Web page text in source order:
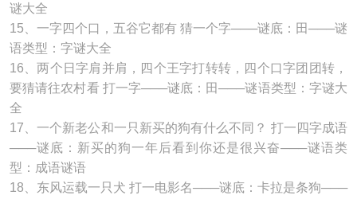
谜大全
15、一字四个口，五谷它都有 猜一个字───谜底：田───谜
语类型：字谜大全
16、两个日字肩并肩，四个王字打转转，四个口字团团转，
要猜请往农村看 打一字───谜底：田───谜语类型：字谜大
全
17、一个新老公和一只新买的狗有什么不同？ 打一四字成语
───谜底：新买的狗一年后看到你还是很兴奋───谜语类
型：成语谜语
18、东风运载一只犬 打一电影名───谜底：卡拉是条狗───